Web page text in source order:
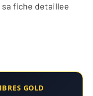
fiche detaillee
GOLD